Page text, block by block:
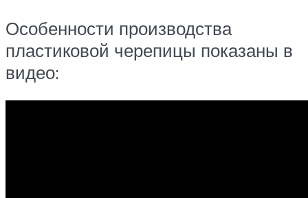
Особенности производства
пластиковой черепицы показаны в
видео: